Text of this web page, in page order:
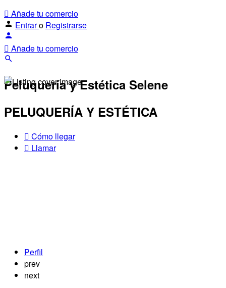
Añade tu comercio
Entraro Registrarse
Añade tu comercio
Peluquería y Estética Selene
PELUQUERÍA Y ESTÉTICA
Cómo llegar
Llamar
Perfil
prev
next